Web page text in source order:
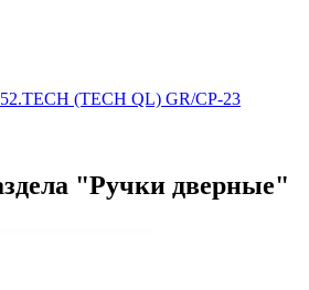
(TECH QL) GR/CP-23
"Ручки дверные"